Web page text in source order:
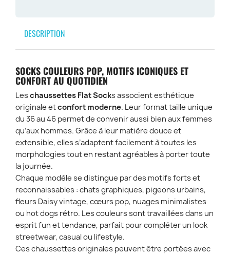
DESCRIPTION
SOCKS COULEURS POP, MOTIFS ICONIQUES ET
CONFORT AU QUOTIDIEN
Leschaussettes Flat Socks associent esthétique
originale etconfort moderne. Leur format taille unique
du 36 au 46 permet de convenir aussi bien aux femmes
qu’aux hommes. Grâce à leur matière douce et
extensible, elles s’adaptent facilement à toutes les
morphologies tout en restant agréables à porter toute
la journée.
Chaque modèle se distingue par des motifs forts et
reconnaissables : chats graphiques, pigeons urbains,
fleurs Daisy vintage, cœurs pop, nuages minimalistes
ou hot dogs rétro. Les couleurs sont travaillées dans un
esprit fun et tendance, parfait pour compléter un look
streetwear, casual ou lifestyle.
Ces chaussettes originales peuvent être portées avec